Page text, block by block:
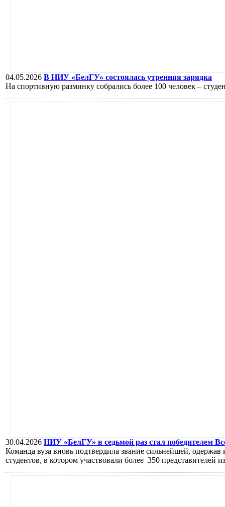
04.05.2026 В НИУ «БелГУ» состоялась утренняя зарядка
На спортивную разминку собрались более 100 человек –
30.04.2026 НИУ «БелГУ» в седьмой раз стал победителем
Команда вуза вновь подтвердила звание сильнейшей,
студентов, в котором участвовали более 350 представителей